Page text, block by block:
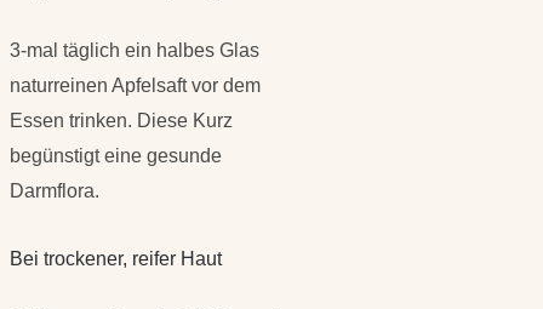
3-mal täglich ein halbes Glas
naturreinen Apfelsaft vor dem
Essen trinken. Diese Kurz
begünstigt eine gesunde
Darmflora.
Bei trockener, reifer Haut